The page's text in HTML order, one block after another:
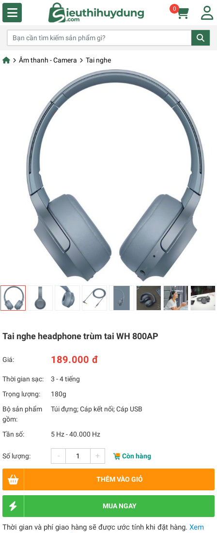
0
Âm thanh - Camera Tai nghe
Tai nghe headphone trùm tai WH 800AP
Giá: 189.000 đ
Thời gian sạc:
3 - 4 tiếng
Trọng lượng:
180g
Bộ sản phẩm
gồm:
Túi đựng; Cáp kết nối; Cáp USB
Tần số: 5 Hz - 40.000 Hz
Số lượng: - + Còn hàng
THÊM VÀO GIỎ
MUA NGAY
Thời gian và phí giao hàng sẽ được ước tính khi đặt hàng. Xem